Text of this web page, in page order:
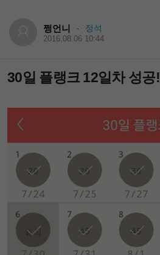
쩡언니 · 정석
2016.08.06 10:44
30일 플랭크 12일차 성공!